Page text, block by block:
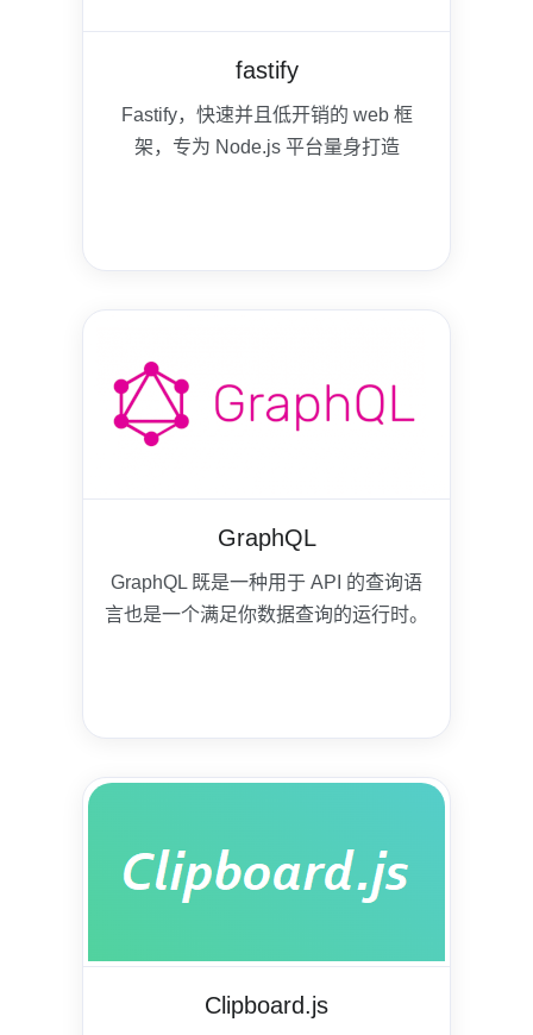
fastify
Fastify，快速并且低开销的 web 框
架，专为 Node.js 平台量身打造
GraphQL
GraphQL 既是一种用于 API 的查询语
言也是一个满足你数据查询的运行时。
Clipboard.js